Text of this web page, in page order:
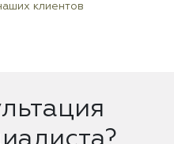
клиентов